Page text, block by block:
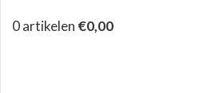
0artikelen €0,00